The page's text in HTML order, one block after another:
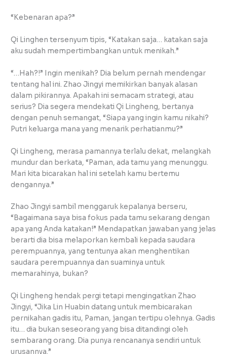
“Kebenaran apa?”
Qi Linghen tersenyum tipis, “Katakan saja… katakan saja
aku sudah mempertimbangkan untuk menikah.”
“…Hah?!” Ingin menikah? Dia belum pernah mendengar
tentang hal ini. Zhao Jingyi memikirkan banyak alasan
dalam pikirannya. Apakah ini semacam strategi, atau
serius? Dia segera mendekati Qi Lingheng, bertanya
dengan penuh semangat, “Siapa yang ingin kamu nikahi?
Putri keluarga mana yang menarik perhatianmu?”
Qi Lingheng, merasa pamannya terlalu dekat, melangkah
mundur dan berkata, “Paman, ada tamu yang menunggu.
Mari kita bicarakan hal ini setelah kamu bertemu
dengannya.”
Zhao Jingyi sambil menggaruk kepalanya berseru,
“Bagaimana saya bisa fokus pada tamu sekarang dengan
apa yang Anda katakan!” Mendapatkan jawaban yang jelas
berarti dia bisa melaporkan kembali kepada saudara
perempuannya, yang tentunya akan menghentikan
saudara perempuannya dan suaminya untuk
memarahinya, bukan?
Qi Lingheng hendak pergi tetapi mengingatkan Zhao
Jingyi, “Jika Lin Huabin datang untuk membicarakan
pernikahan gadis itu, Paman, jangan tertipu olehnya. Gadis
itu… dia bukan seseorang yang bisa ditandingi oleh
sembarang orang. Dia punya rencananya sendiri untuk
urusannya.”